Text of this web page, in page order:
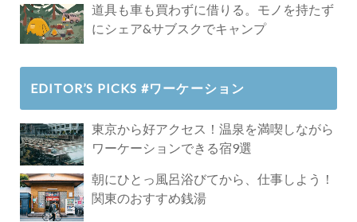
道具も車も買わずに借りる。モノを持たず
にシェア&サブスクでキャンプ
EDITOR’S PICKS #ワーケーション
東京から好アクセス！温泉を満喫しながら
ワーケーションできる宿9選
朝にひとっ風呂浴びてから、仕事しよう！
関東のおすすめ銭湯